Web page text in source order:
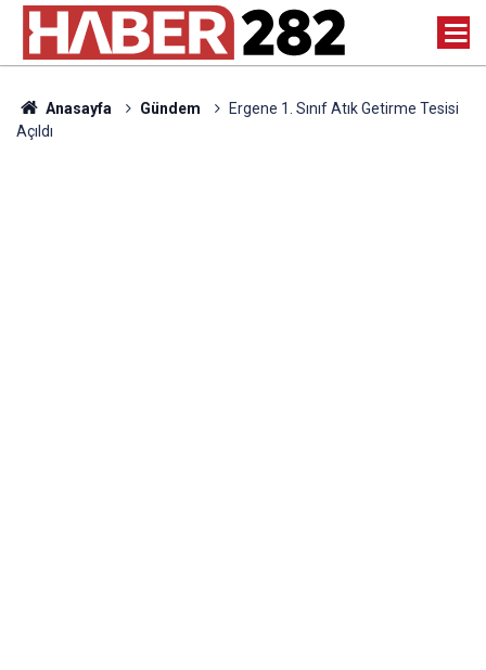
Anasayfa Gündem
Ergene 1. Sınıf Atık Getirme Tesisi
Açıldı